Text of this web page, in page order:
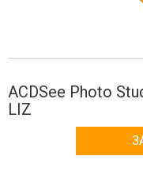
ACDSee Photo
LIZ